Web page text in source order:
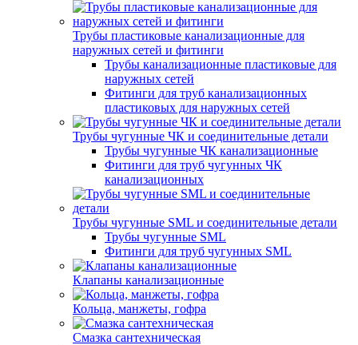
Трубы пластиковые канализационные для
наружных сетей и фитинги
Трубы канализационные пластиковые для
наружных сетей
Фитинги для труб канализационных
пластиковых для наружных сетей
Трубы чугунные ЧК и соединительные детали
Трубы чугунные ЧК канализационные
Фитинги для труб чугунных ЧК
канализационных
Трубы чугунные SML и соединительные детали
Трубы чугунные SML
Фитинги для труб чугунных SML
Клапаны канализационные
Кольца, манжеты, гофра
Смазка сантехническая